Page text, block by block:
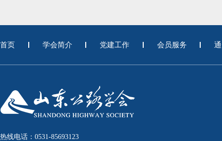
首页 学会简介 党建工作 会员服务
热线电话：0531-85693123